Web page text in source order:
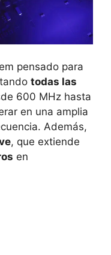
pensado para
todas las
600 MHz hasta
en una amplia
Además,
, que extiende
en